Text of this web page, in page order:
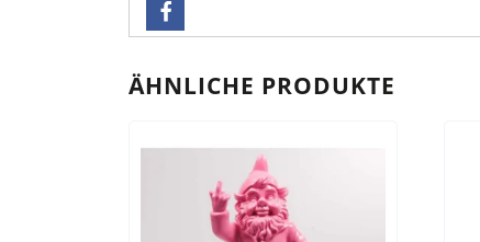
ÄHNLICHE PRODUKTE